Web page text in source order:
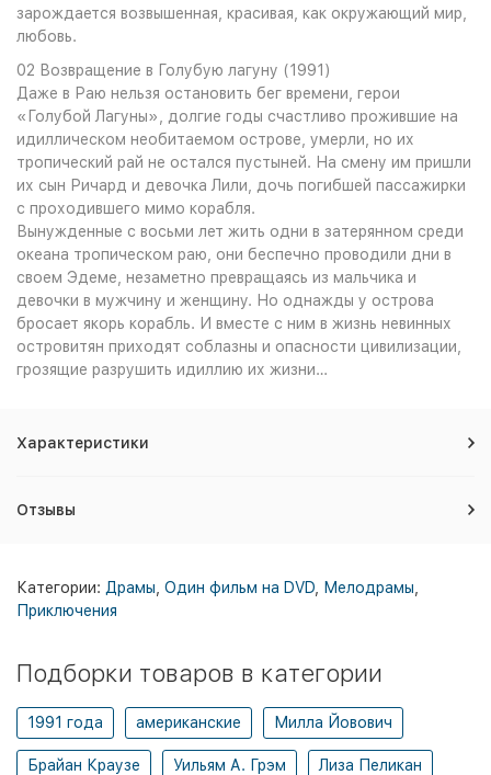
зарождается возвышенная, красивая, как окружающий мир,
любовь.
02 Возвращение в Голубую лагуну (1991)
Даже в Раю нельзя остановить бег времени, герои
«Голубой Лагуны», долгие годы счастливо прожившие на
идиллическом необитаемом острове, умерли, но их
тропический рай не остался пустыней. На смену им пришли
их сын Ричард и девочка Лили, дочь погибшей пассажирки
с проходившего мимо корабля.
Вынужденные с восьми лет жить одни в затерянном среди
океана тропическом раю, они беспечно проводили дни в
своем Эдеме, незаметно превращаясь из мальчика и
девочки в мужчину и женщину. Но однажды у острова
бросает якорь корабль. И вместе с ним в жизнь невинных
островитян приходят соблазны и опасности цивилизации,
грозящие разрушить идиллию их жизни…
Характеристики
Отзывы
Категории: Драмы Один фильм на DVD Мелодрамы
Приключения
Подборки товаров в категории
1991 года американские Милла Йовович
Брайан Краузе Уильям А. Грэм Лиза Пеликан